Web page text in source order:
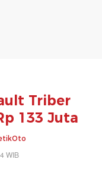
Triber
133 Juta
WIB